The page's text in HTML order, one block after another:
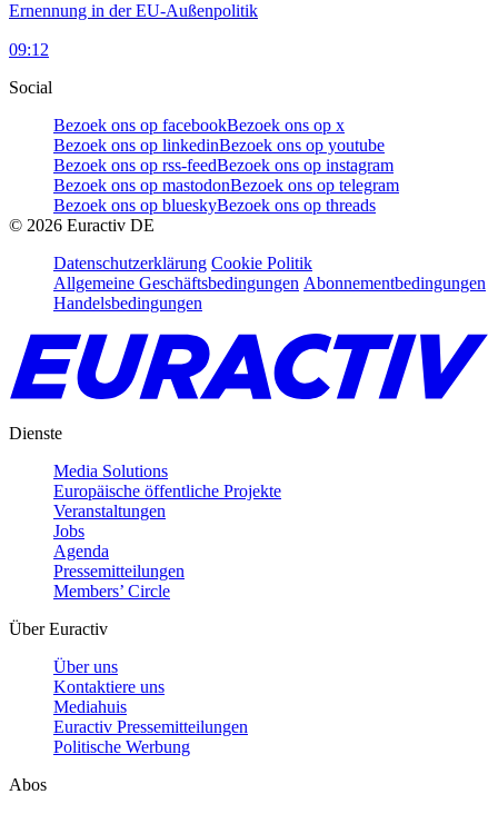
Ernennung in der EU-Außenpolitik
09:12
Social
Bezoek ons op facebookBezoek ons op x
Bezoek ons op linkedinBezoek ons op youtube
Bezoek ons op rss-feedBezoek ons op instagram
Bezoek ons op mastodonBezoek ons op telegram
Bezoek ons op blueskyBezoek ons op threads
© 2026 Euractiv DE
Datenschutzerklärung Cookie Politik
Allgemeine Geschäftsbedingungen Abonnementbedingungen
Handelsbedingungen
Dienste
Media Solutions
Europäische öffentliche Projekte
Veranstaltungen
Jobs
Agenda
Pressemitteilungen
Members’ Circle
Über Euractiv
Über uns
Kontaktiere uns
Mediahuis
Euractiv Pressemitteilungen
Politische Werbung
Abos